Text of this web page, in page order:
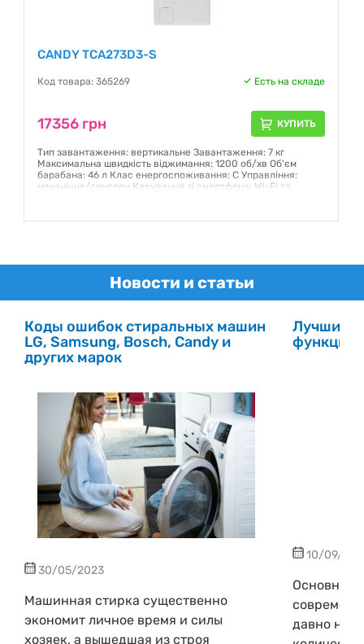
CANDY TCA273D3-S
Код товара: 365269 Есть на складе
17356 грн КУПИТЬ
Тип завантаження: вертикальне Завантаження: 7 кг
Максимальна швидкість віджимання: 1200 об/хв Об'єм
барабана: 46 л Клас енергоспоживання: C Управління:
механічне/сенсори Керування зі смартфона: Wi-Fi та
Колір: білий
Новости и статьи
Коды ошибок стиральных машин
LG, Samsung, Bosch, Candy и
других марок
30/05/2023
Машинная стирка существенно
экономит личное время и силы
хозяек, а вышедшая из строя
Лучшие
10/09/
Основные
давно не